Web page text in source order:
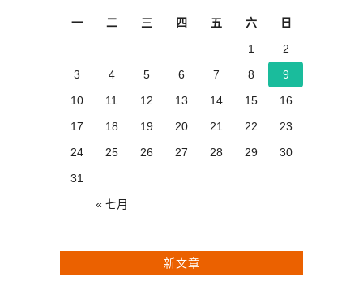
一 二 三 四 五 六 日
« 七月
1
2
3
4 5 6 7 8
9
10
11 12 13 14 15
16
17
18 19 20 21 22
23
24
25 26 27 28 29
30
31
新文章